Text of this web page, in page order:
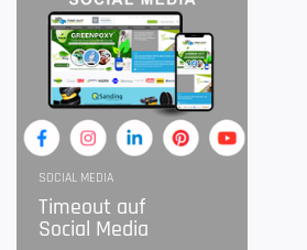
SOCIAL MEDIA
Timeout auf
Social Media